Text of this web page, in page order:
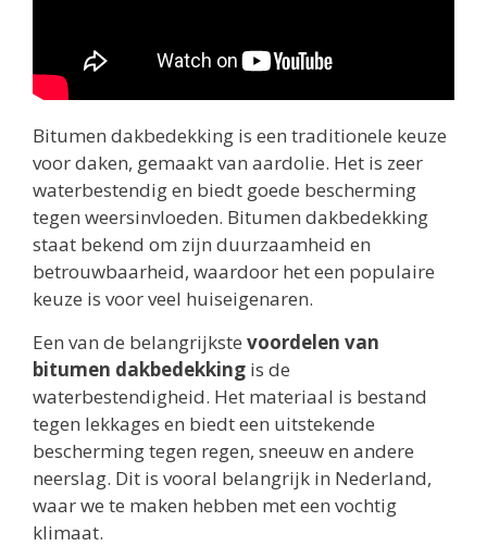
Bitumen dakbedekking is een traditionele keuze
voor daken, gemaakt van aardolie. Het is zeer
waterbestendig en biedt goede bescherming
tegen weersinvloeden. Bitumen dakbedekking
staat bekend om zijn duurzaamheid en
betrouwbaarheid, waardoor het een populaire
keuze is voor veel huiseigenaren.
Een van de belangrijkste voordelen van
bitumen dakbedekking is de
waterbestendigheid. Het materiaal is bestand
tegen lekkages en biedt een uitstekende
bescherming tegen regen, sneeuw en andere
neerslag. Dit is vooral belangrijk in Nederland,
waar we te maken hebben met een vochtig
klimaat.